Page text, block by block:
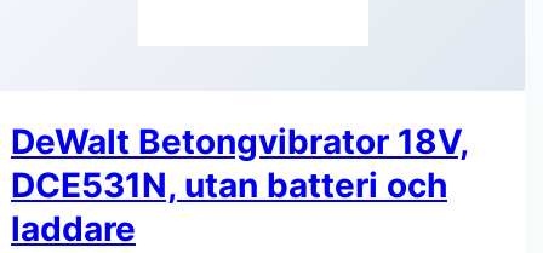
DeWalt Betongvibrator 18V,
DCE531N, utan batteri och
laddare